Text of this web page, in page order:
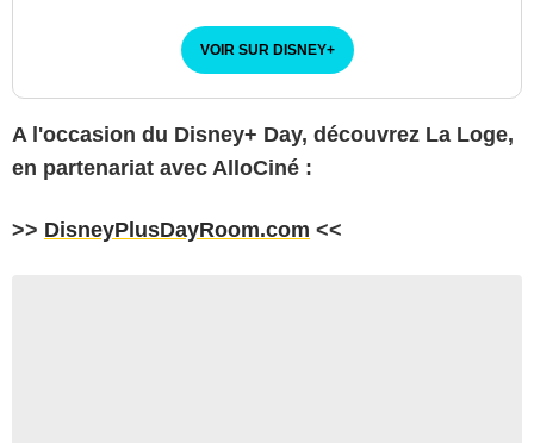
VOIR SUR DISNEY+
A l'occasion du Disney+ Day, découvrez La Loge,
en partenariat avec AlloCiné :
>> DisneyPlusDayRoom.com <<